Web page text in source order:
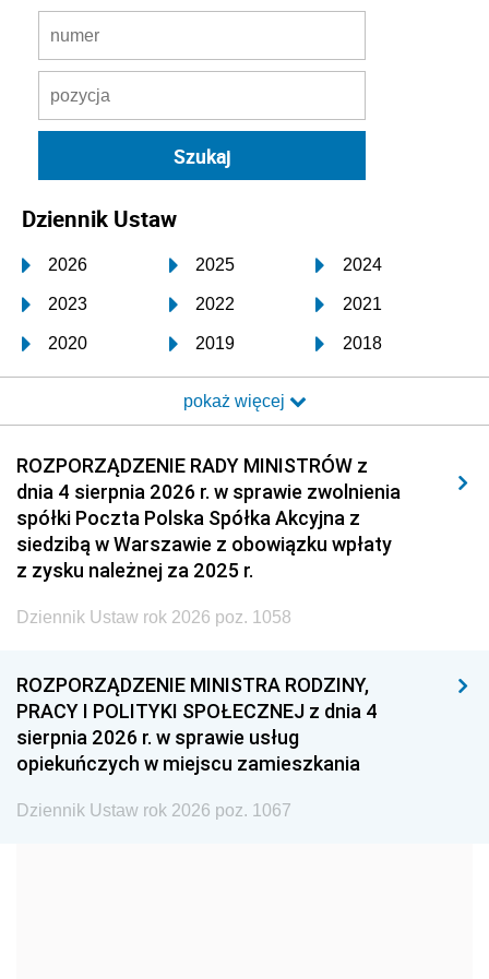
Dziennik Ustaw
2026 2025 2024
2023 2022 2021
2020 2019 2018
2017 2016 2015
2014 2013 2012
2011 2010 2009
2008 2007 2006
2005 2004 2003
2002 2001
1999 1998
1993 1992 1991
1990 1989
1987 1986 1985
1984 1983
pokaż więcej
ROZPORZĄDZENIE RADY MINISTRÓW z
dnia 4 sierpnia 2026 r. w sprawie zwolnienia
spółki Poczta Polska Spółka Akcyjna z
siedzibą w Warszawie z obowiązku wpłaty
z zysku należnej za 2025 r.
Dziennik Ustaw rok 2026 poz. 1058
ROZPORZĄDZENIE MINISTRA RODZINY,
PRACY I POLITYKI SPOŁECZNEJ z dnia 4
sierpnia 2026 r. w sprawie usług
opiekuńczych w miejscu zamieszkania
Dziennik Ustaw rok 2026 poz. 1067